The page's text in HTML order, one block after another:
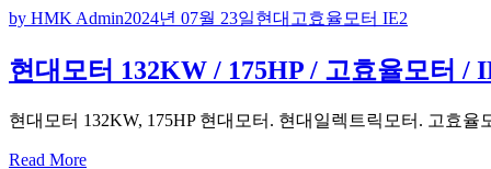
by HMK Admin2024년 07월 23일현대고효율모터 IE2
현대모터 132KW / 175HP / 고효율모터 /
현대모터 132KW, 175HP 현대모터. 현대일렉트릭모터. 고효율
Read More